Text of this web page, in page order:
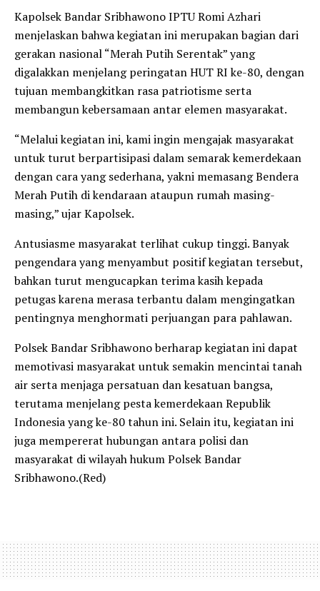
Kapolsek Bandar Sribhawono IPTU Romi Azhari
menjelaskan bahwa kegiatan ini merupakan bagian dari
gerakan nasional “Merah Putih Serentak” yang
digalakkan menjelang peringatan HUT RI ke-80, dengan
tujuan membangkitkan rasa patriotisme serta
membangun kebersamaan antar elemen masyarakat.
“Melalui kegiatan ini, kami ingin mengajak masyarakat
untuk turut berpartisipasi dalam semarak kemerdekaan
dengan cara yang sederhana, yakni memasang Bendera
Merah Putih di kendaraan ataupun rumah masing-
masing,” ujar Kapolsek.
Antusiasme masyarakat terlihat cukup tinggi. Banyak
pengendara yang menyambut positif kegiatan tersebut,
bahkan turut mengucapkan terima kasih kepada
petugas karena merasa terbantu dalam mengingatkan
pentingnya menghormati perjuangan para pahlawan.
Polsek Bandar Sribhawono berharap kegiatan ini dapat
memotivasi masyarakat untuk semakin mencintai tanah
air serta menjaga persatuan dan kesatuan bangsa,
terutama menjelang pesta kemerdekaan Republik
Indonesia yang ke-80 tahun ini. Selain itu, kegiatan ini
juga mempererat hubungan antara polisi dan
masyarakat di wilayah hukum Polsek Bandar
Sribhawono.(Red)